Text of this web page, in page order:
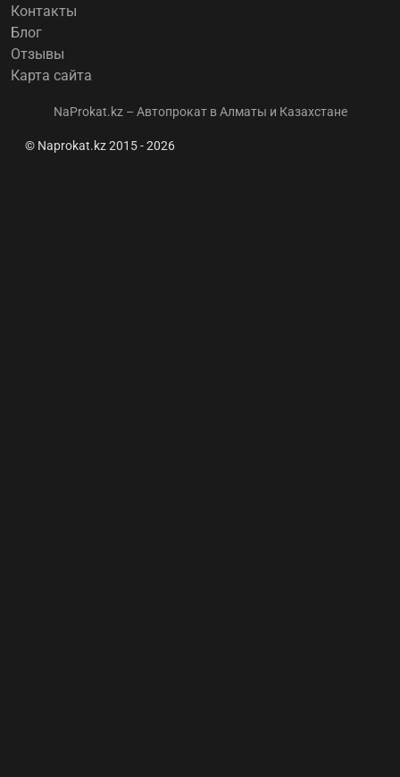
Контакты
Блог
Отзывы
Карта сайта
NaProkat.kz – Автопрокат в Алматы и Казахстане
© Naprokat.kz 2015 - 2026